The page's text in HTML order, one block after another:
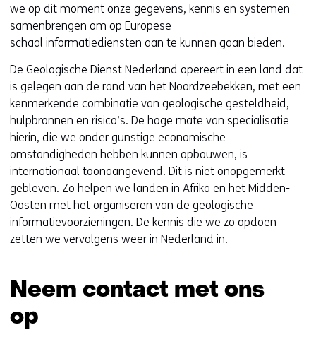
i
u
v
e
n
s
t
e
r
)
(
v
e
i
we op dit moment onze gegevens, kennis en systemen
samenbrengen om op Europese
schaal informatiediensten aan te kunnen gaan bieden.
De Geologische Dienst Nederland opereert in een land dat
is gelegen aan de rand van het Noordzeebekken, met een
kenmerkende combinatie van geologische gesteldheid,
hulpbronnen en risico’s. De hoge mate van specialisatie
hierin, die we onder gunstige economische
omstandigheden hebben kunnen opbouwen, is
internationaal toonaangevend. Dit is niet onopgemerkt
gebleven. Zo helpen we landen in Afrika en het Midden-
Oosten met het organiseren van de geologische
informatievoorzieningen. De kennis die we zo opdoen
zetten we vervolgens weer in Nederland in.
Neem contact met ons
op